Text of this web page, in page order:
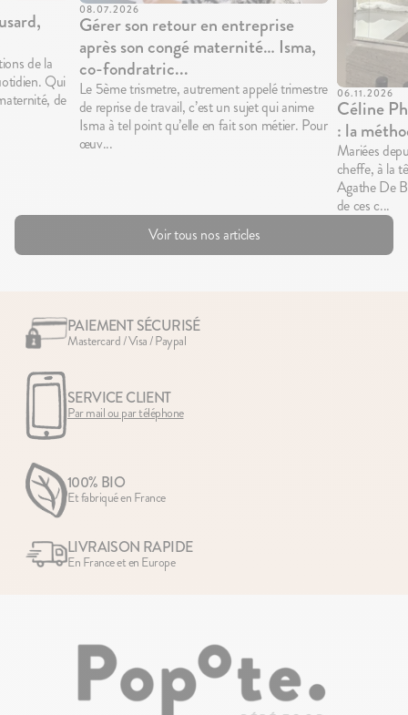
de la
Qui
de
08.07.2026
Gérer son retour en entreprise
après son congé maternité… Isma,
co-fondratric...
Le 5ème trismetre, autrement appelé trimestre
de reprise de travail, c’est un sujet qui anime
Isma à tel point qu’elle en fait son métier. Pour
œuv...
06.11.2026
Céline
: la
Mariées
cheffe, à la
Agathe De
de ces c...
Voir tous nos articles
PAIEMENT SÉCURISÉ
Mastercard / Visa / Paypal
SERVICE CLIENT
Par mail ou par téléphone
100% BIO
Et fabriqué en France
LIVRAISON RAPIDE
En France et en Europe